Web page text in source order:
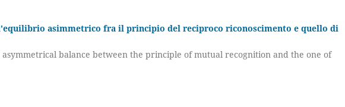
asimmetrico fra il principio del reciproco riconoscimento e quello di
balance between the principle of mutual recognition and the one of